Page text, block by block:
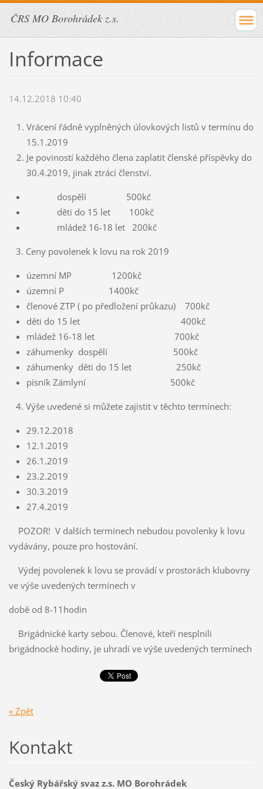
ČRS MO Borohrádek z.s.
Informace
14.12.2018 10:40
Vrácení řádně vyplněných úlovkových listů v termínu do
15.1.2019
Je poviností každého člena zaplatit členské příspěvky do
30.4.2019, jinak ztrácí členství.
dospělí 500kč
děti do 15 let 100kč
mládež 16-18 let 200kč
3. Ceny povolenek k lovu na rok 2019
územní MP 1200kč
územní P 1400kč
členové ZTP ( po předložení průkazu) 700kč
děti do 15 let 400kč
mládež 16-18 let 700kč
záhumenky dospělí 500kč
záhumenky děti do 15 let 250kč
písník Zámlyní 500kč
4. Výše uvedené si můžete zajistit v těchto termínech:
29.12.2018
12.1.2019
26.1.2019
23.2.2019
30.3.2019
27.4.2019
POZOR! V dalších termínech nebudou povolenky k lovu
vydávány, pouze pro hostování.
Výdej povolenek k lovu se provádí v prostorách klubovny
ve výše uvedených termínech v
době od 8-11hodin
Brigádnické karty sebou. Členové, kteří nesplnili
brigádnocké hodiny, je uhradí ve výše uvedených termínech
« Zpět
Kontakt
Český Rybářský svaz z.s. MO Borohrádek